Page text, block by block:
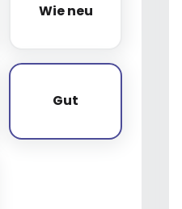
Wie neu
Wie neu
Gut
Gut